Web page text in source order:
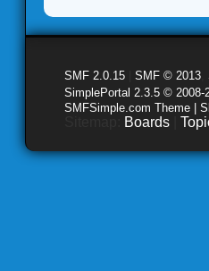
SMF 2.0.15 SMF © 2013
SimplePortal 2.3.5 © 2008-
SMFSimple.com Theme |
Boards